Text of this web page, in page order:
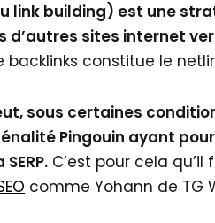
link building) est une
d’autres sites internet
constitue le
sous certaines
Pingouin ayant
C’est pour cela
comme Yohann de TG